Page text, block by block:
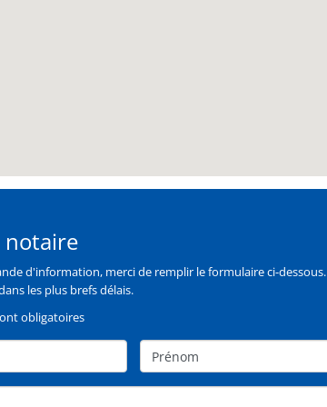
notaire
d'information, merci de remplir le formulaire ci-dessous.
les plus brefs délais.
obligatoires
Prénom